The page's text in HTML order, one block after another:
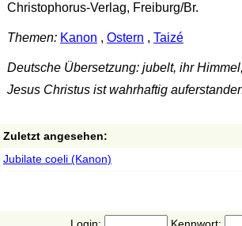
Christophorus-Verlag, Freiburg/Br.
Themen: Kanon , Ostern , Taizé
Deutsche Übersetzung: jubelt, ihr
Jesus Christus ist wahrhaftig
Zuletzt angesehen:
Jubilate coeli (Kanon)